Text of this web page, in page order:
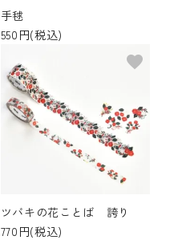
手毬
550円(税込)
ツバキの花ことば 誇り
770円(税込)
favorite